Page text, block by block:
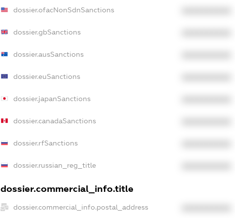
dossier.ofacNonSdnSanctions
dossier.gbSanctions
dossier.ausSanctions
dossier.euSanctions
dossier.japanSanctions
dossier.canadaSanctions
dossier.rfSanctions
dossier.russian_reg_title
dossier.commercial_info.title
dossier.commercial_info.postal_address